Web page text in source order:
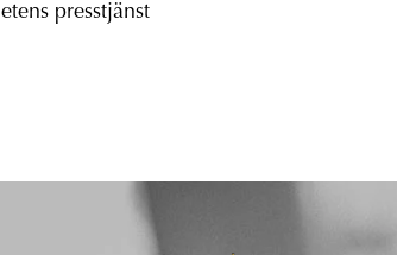
presstjänst